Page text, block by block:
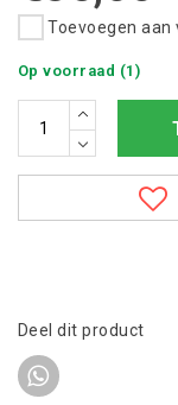
Toevoegen aan
Op voorraad (1)
Deel dit product